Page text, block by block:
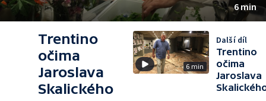
6 min
Trentino
očima
Jaroslava
Skalického
6 min
Další díl
Trentino
očima
Jaroslava